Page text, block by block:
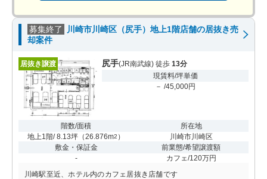
募集終了
川崎市川崎区（尻手）地上1階店舗の居抜き売
却案件
居抜き譲渡 尻手(JR南武線) 徒歩 13分
現賃料/坪単価
－ /45,000円
階数/面積
地上1階/ 8.13坪 （26.876m2 ）
所在地
川崎市川崎区
敷金・保証金
-
前業態/希望譲渡額
カフェ/120万円
川崎駅至近、ホテル内のカフェ居抜き店舗です